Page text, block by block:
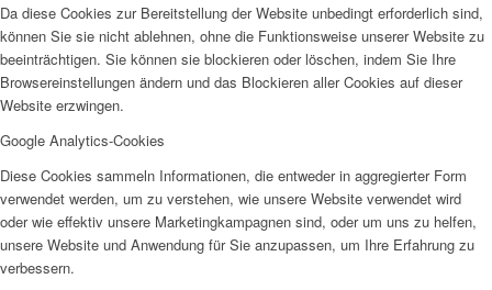
Da diese Cookies zur Bereitstellung der Website unbedingt erforderlich sind,
können Sie sie nicht ablehnen, ohne die Funktionsweise unserer Website zu
beeinträchtigen. Sie können sie blockieren oder löschen, indem Sie Ihre
Browsereinstellungen ändern und das Blockieren aller Cookies auf dieser
Website erzwingen.
Google Analytics-Cookies
Diese Cookies sammeln Informationen, die entweder in aggregierter Form
verwendet werden, um zu verstehen, wie unsere Website verwendet wird
oder wie effektiv unsere Marketingkampagnen sind, oder um uns zu helfen,
unsere Website und Anwendung für Sie anzupassen, um Ihre Erfahrung zu
verbessern.